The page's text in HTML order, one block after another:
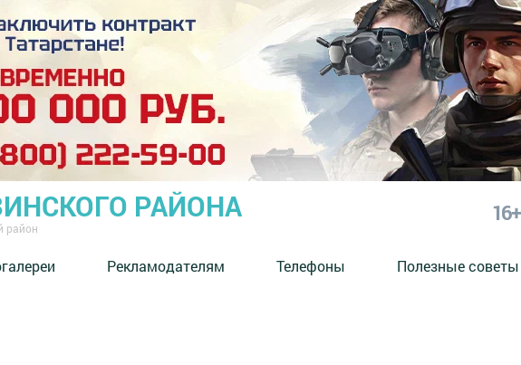
РАЙОНА
район
16+
Рекламодателям Телефоны Полезные советы